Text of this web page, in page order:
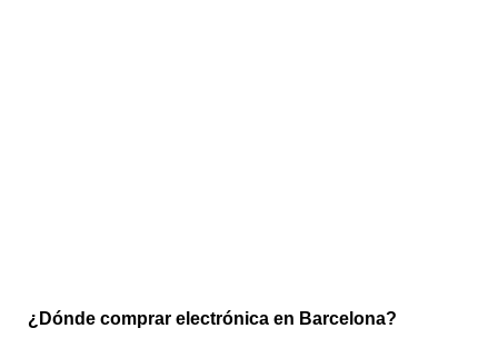
¿Dónde comprar electrónica en Barcelona?